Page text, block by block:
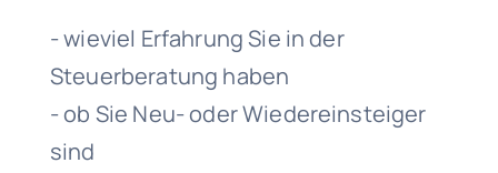
- wieviel Erfahrung Sie in der
Steuerberatung haben
- ob Sie Neu- oder Wiedereinsteiger
sind